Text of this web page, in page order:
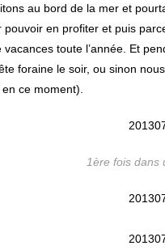
au bord de la mer et
en profiter et puis
vacances toute l’année. Et
foraine le soir, ou sinon
ce moment).
1ère fois dans